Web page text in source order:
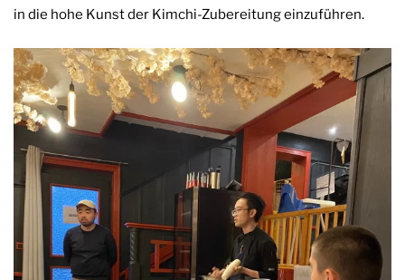
in die hohe Kunst der Kimchi-Zubereitung einzuführen.